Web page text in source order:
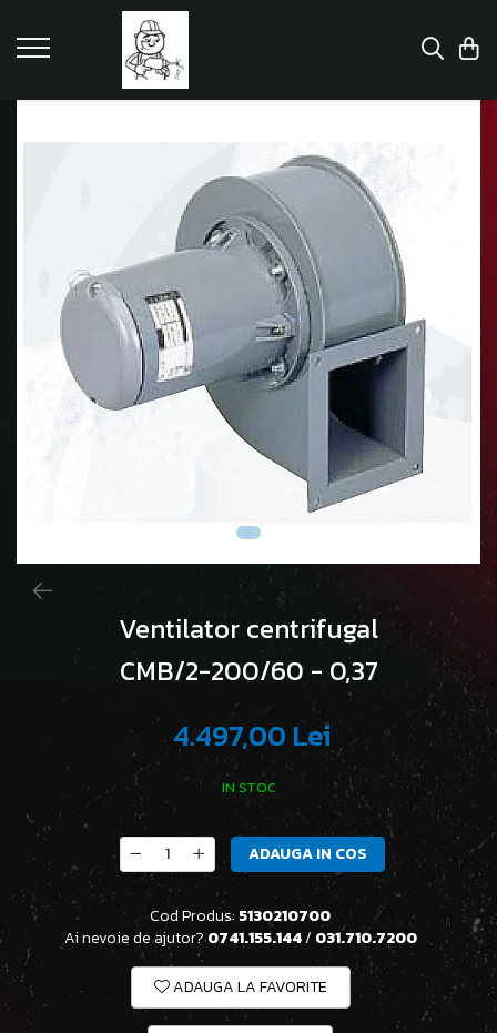
Ventilator centrifugal
CMB/2-200/60 - 0,37
4.497,00 Lei
IN STOC
ADAUGA IN COS
Cod Produs:5130210700
Ai nevoie de ajutor? 0741.155.144/ 031.710.7200
ADAUGA LA FAVORITE